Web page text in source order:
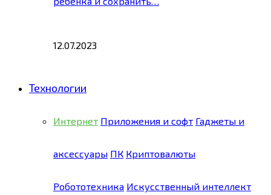
12.07.2023
Технологии
Интернет Приложения и софт Гаджеты и
аксессуары ПК Криптовалюты
Робототехника Искусственный интеллект